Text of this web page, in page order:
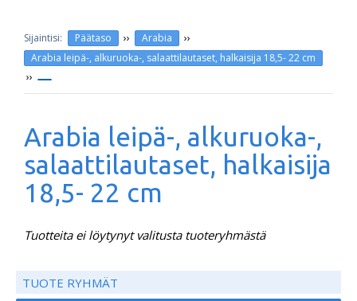
Päätaso ›› Arabia ››
Arabia leipä-, alkuruoka-, salaattilautaset, halkaisija 18,5- 22 cm
››
Arabia leipä-, alkuruoka-,
salaattilautaset, halkaisija
18,5- 22 cm
Tuotteita ei löytynyt valitusta tuoteryhmästä
TUOTE RYHMÄT